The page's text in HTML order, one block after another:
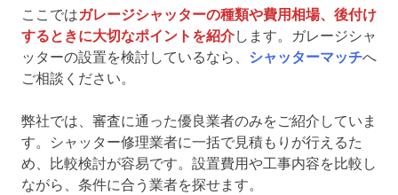
ここではガレージシャッターの種類や費用相場、後付け
するときに大切なポイントを紹介します。ガレージシャ
ッターの設置を検討しているなら、 シャッターマッチへ
ご相談ください。
弊社では、審査に通った優良業者のみをご紹介していま
す。シャッター修理業者に一括で見積もりが行えるた
め、比較検討が容易です。設置費用や工事内容を比較し
ながら、条件に合う業者を探せます。